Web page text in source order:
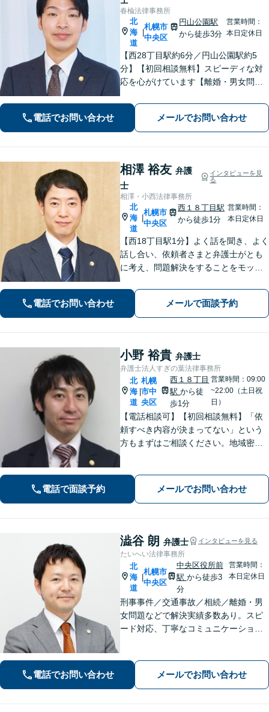
春楡法律事務所
北
海
道
札幌市
中央区
円山公園駅
から徒歩3分
営業時間：
本日定休日
【西28丁目駅約6分／円山公園駅約5
分】【初回相談無料】スピーディな対
応を心がけています【離婚・男女問
に強い【相続】分割協議や調停の実績
電話でお問い合わせ メールでお問い合わせ
相澤 裕友 弁護
士
インタビューを見
る
相澤・小西法律事務所
北
海
道
札幌市
中央区
西１８丁目駅
から徒歩1分
営業時間：
本日定休日
【西18丁目駅1分】よく話を聞き、よく
話し合い、依頼者さまと弁護士がとも
に考え、問題解決をすることをモット
ディーな対応で、依頼者さまの利益を
追求します【夜間・土日祝対応可】
電話でお問い合わせ メールで面談予約
小野 裕貴 弁護士
弁護士法人すぎの葉法律事務所
北
海
道
|
札幌
市中
央区
西１８丁目
駅から徒
歩1分
営業時間：09:00
~22:00（土日祝
日）
【電話相談可】【初回相談無料】「依
頼すべき内容が決まってない」という
方もまずはご相談ください。地域密着
解決を目指します。刑事事件、離婚問
題、企業法務など幅広く対応できます
電話で面談予約 メールでお問い合わせ
澁谷 朗 弁護士 インタビューを見る
たいへい法律事務所
北
海
道
札幌市
中央区
中央区役所前
駅 から徒歩3
分
営業時間：
本日定休日
刑事事件／交通事故／相続／離婚・男
女問題などで解決実績多数あり。スピ
ード対応、丁寧なコミュニケーション
【夜間土日祝日の相談可】
電話でお問い合わせ メールでお問い合わせ